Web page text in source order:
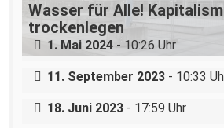
Wasser für Alle!
trockenlegen
1. Mai 2024 - 10:26 Uhr
Protest gegen Blockade
Klimaschutzziele: Globaler
auch in Dresden
11. September 2023 - 10:33
Umwelt, Klima,
18. Juni 2023 - 17:59 Uhr